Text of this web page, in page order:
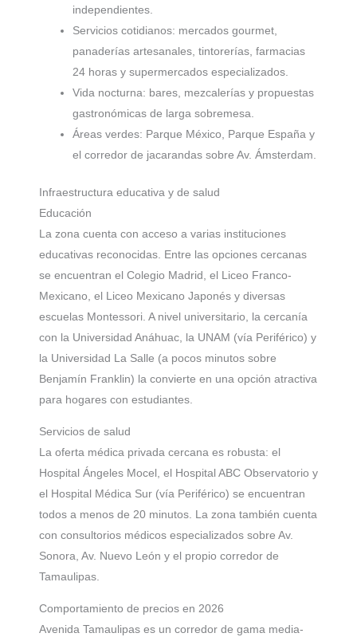
independientes.
Servicios cotidianos: mercados gourmet,
panaderías artesanales, tintorerías, farmacias
24 horas y supermercados especializados.
Vida nocturna: bares, mezcalerías y propuestas
gastronómicas de larga sobremesa.
Áreas verdes: Parque México, Parque España y
el corredor de jacarandas sobre Av. Ámsterdam.
Infraestructura educativa y de salud
Educación
La zona cuenta con acceso a varias instituciones
educativas reconocidas. Entre las opciones cercanas
se encuentran el Colegio Madrid, el Liceo Franco-
Mexicano, el Liceo Mexicano Japonés y diversas
escuelas Montessori. A nivel universitario, la cercanía
con la Universidad Anáhuac, la UNAM (vía Periférico) y
la Universidad La Salle (a pocos minutos sobre
Benjamín Franklin) la convierte en una opción atractiva
para hogares con estudiantes.
Servicios de salud
La oferta médica privada cercana es robusta: el
Hospital Ángeles Mocel, el Hospital ABC Observatorio y
el Hospital Médica Sur (vía Periférico) se encuentran
todos a menos de 20 minutos. La zona también cuenta
con consultorios médicos especializados sobre Av.
Sonora, Av. Nuevo León y el propio corredor de
Tamaulipas.
Comportamiento de precios en 2026
Avenida Tamaulipas es un corredor de gama media-